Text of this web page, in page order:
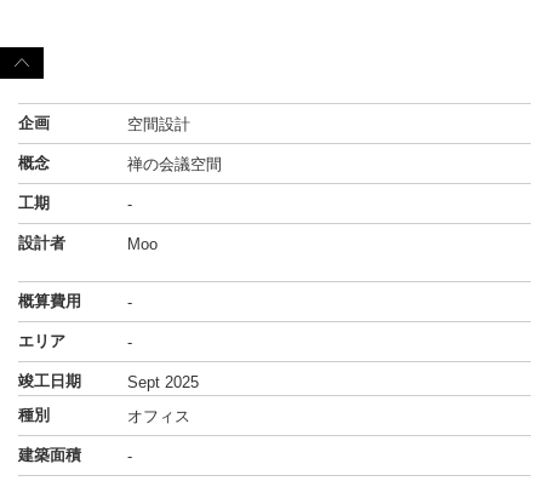
企画 空間設計
概念 禅の会議空間
工期 -
設計者 Moo
概算費用 -
エリア -
竣工日期
Sept 2025
種別
オフィス
建築面積 -